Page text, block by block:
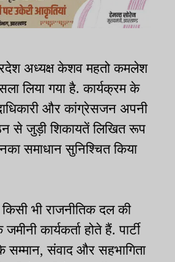
अध्यक्ष केशव महतो कमलेश
लिया गया है. कार्यक्रम के
और कांग्रेसजन अपनी
से जुड़ी शिकायतें लिखित रूप
समाधान सुनिश्चित किया
भी राजनीतिक दल की
कार्यकर्ता होते हैं. पार्टी
सम्मान, संवाद और सहभागिता